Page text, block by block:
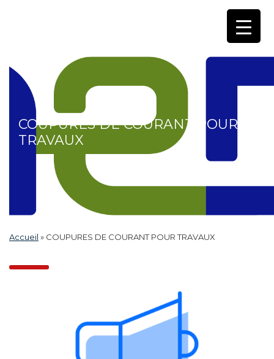
COUPURES DE COURANT POUR
TRAVAUX
Accueil » COUPURES DE COURANT POUR TRAVAUX